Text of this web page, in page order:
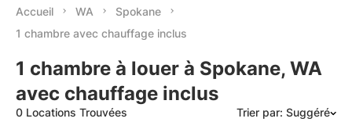
Accueil WA
Spokane
1 chambre avec chauffage inclus
1 chambre à louer à Spokane, WA
avec chauffage inclus
0 Locations Trouvées Trier par: Suggéré